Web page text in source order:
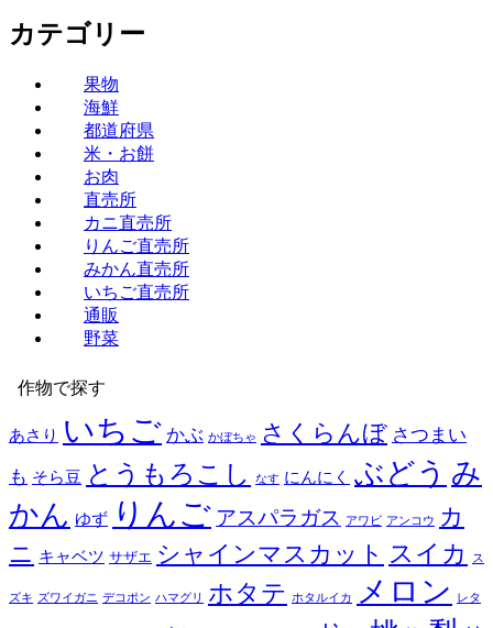
カテゴリー
果物
海鮮
都道府県
米・お餅
お肉
直売所
カニ直売所
りんご直売所
みかん直売所
いちご直売所
通販
野菜
作物で探す
あさり いちご かぶ かぼちゃ さくらんぼ さつまい
も そら豆 とうもろこし なす にんにく ぶどう み
かん ゆず りんご アスパラガス アワビ アンコウ カ
ニ キャベツ サザエ シャインマスカット スイカ ス
ズキ ズワイガニ デコポン ハマグリ ホタテ ホタルイカ メロン レタ